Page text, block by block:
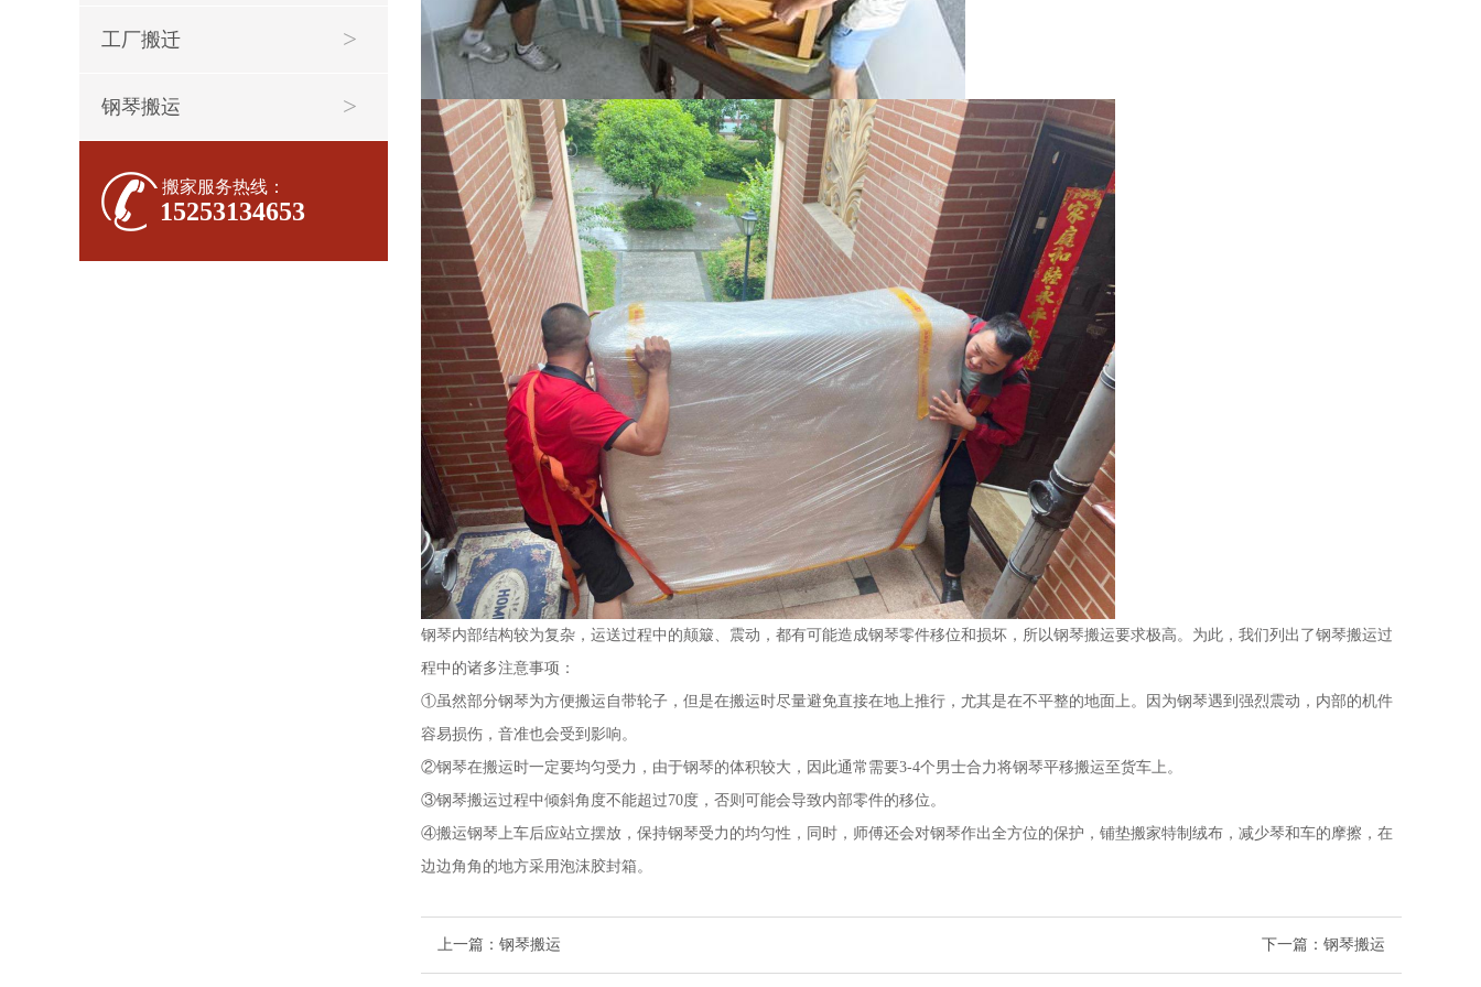
工厂搬迁
钢琴搬运
搬家服务热线：
15253134653
钢琴内部结构较为复杂，运送过程中的颠簸、震动，都有可能造成钢琴零件移位和损坏，所以钢琴搬运要求极高。为此，我们列出了钢琴搬运过
程中的诸多注意事项：
①虽然部分钢琴为方便搬运自带轮子，但是在搬运时尽量避免直接在地上推行，尤其是在不平整的地面上。因为钢琴遇到强烈震动，内部的机件
容易损伤，音准也会受到影响。
②钢琴在搬运时一定要均匀受力，由于钢琴的体积较大，因此通常需要3-4个男士合力将钢琴平移搬运至货车上。
③钢琴搬运过程中倾斜角度不能超过70度，否则可能会导致内部零件的移位。
④搬运钢琴上车后应站立摆放，保持钢琴受力的均匀性，同时，师傅还会对钢琴作出全方位的保护，铺垫搬家特制绒布，减少琴和车的摩擦，在
边边角角的地方采用泡沫胶封箱。
上一篇： 钢琴搬运 下一篇： 钢琴搬运